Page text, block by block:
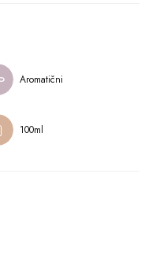
Aromatični
100ml